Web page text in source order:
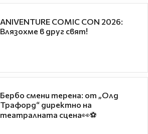
ANIVENTURE COMIC CON 2026:
Влязохме в друг свят!
Бербо смени терена: от „Олд
Трафорд“ директно на
театралната сцена👀⚽